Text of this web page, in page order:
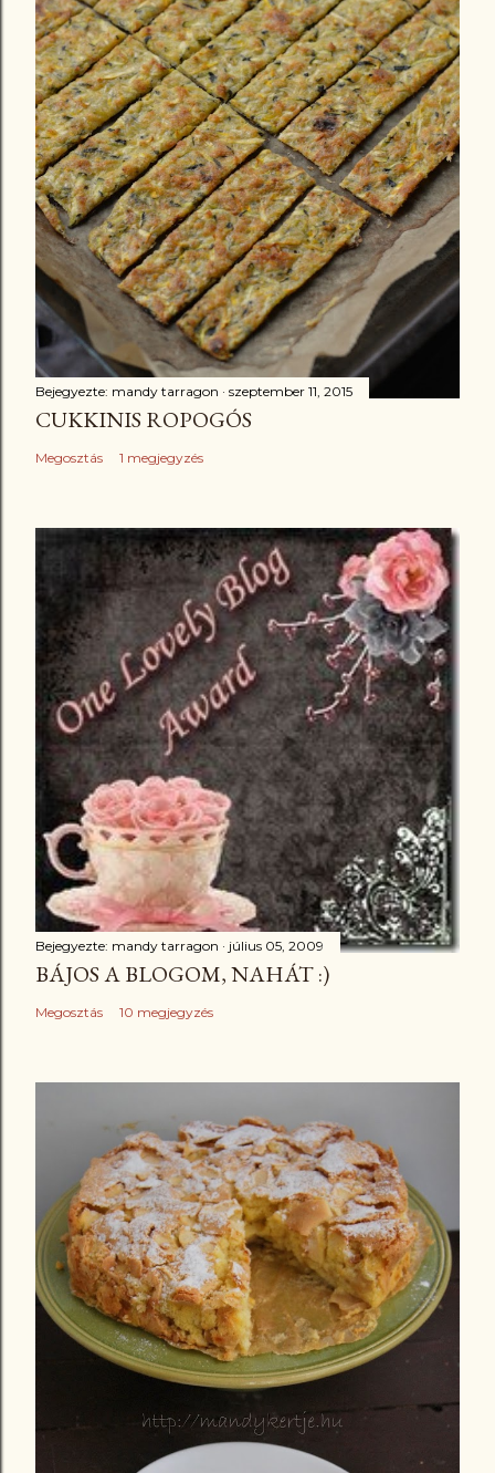
Bejegyezte: mandy tarragon szeptember 11, 2015
CUKKINIS ROPOGÓS
Megosztás 1 megjegyzés
Bejegyezte: mandy tarragon július 05, 2009
BÁJOS A BLOGOM, NAHÁT :)
Megosztás 10 megjegyzés